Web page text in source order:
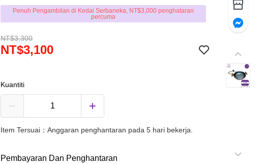
Penuh Pengambilan di Kedai Serbaneka, NT$3,000 penghataran
percuma
NT$3,300
NT$3,100
Kuantiti
Item Tersuai：Anggaran penghantaran pada 5 hari bekerja.
Pembayaran Dan Penghantaran